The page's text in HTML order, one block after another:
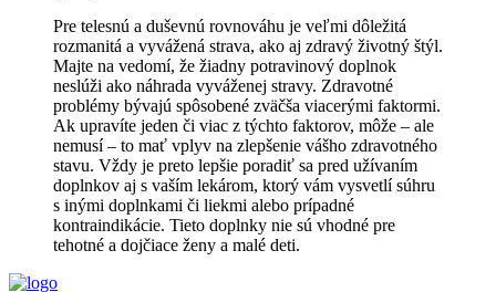
Pre telesnú a duševnú rovnováhu je veľmi dôležitá
rozmanitá a vyvážená strava, ako aj zdravý životný štýl.
Majte na vedomí, že žiadny potravinový doplnok
neslúži ako náhrada vyváženej stravy. Zdravotné
problémy bývajú spôsobené zväčša viacerými faktormi.
Ak upravíte jeden či viac z týchto faktorov, môže – ale
nemusí – to mať vplyv na zlepšenie vášho zdravotného
stavu. Vždy je preto lepšie poradiť sa pred užívaním
doplnkov aj s vaším lekárom, ktorý vám vysvetlí súhru
s inými doplnkami či liekmi alebo prípadné
kontraindikácie. Tieto doplnky nie sú vhodné pre
tehotné a dojčiace ženy a malé deti.